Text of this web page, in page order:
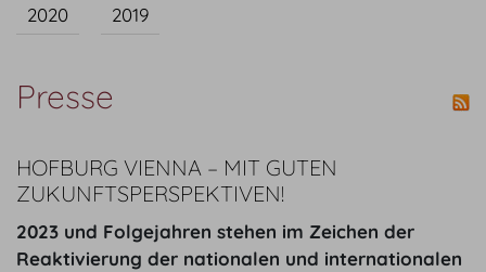
2020 2019
Presse
HOFBURG VIENNA – MIT GUTEN
ZUKUNFTSPERSPEKTIVEN!
2023 und Folgejahren stehen im Zeichen der
Reaktivierung der nationalen und internationalen